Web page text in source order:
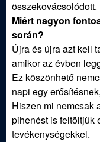
összekovácsolódott.
Miért nagyon
során?
Újra és újra azt kell
amikor az évben
Ez köszönhető
napi egy
Hiszen mi nemcsak
pihenést is feltöltjük
tevékenységekkel.